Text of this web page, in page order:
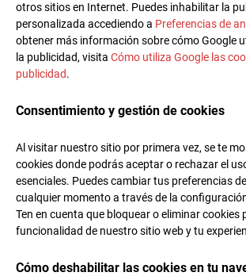
otros sitios en Internet. Puedes inhabilitar la
personalizada accediendo a Preferencias de
obtener más información sobre cómo Google
la publicidad, visita Cómo utiliza Google las
publicidad.
Consentimiento y gestión de cookies
Al visitar nuestro sitio por primera vez, se te
cookies donde podrás aceptar o rechazar el
esenciales. Puedes cambiar tus preferencias
cualquier momento a través de la
Ten en cuenta que bloquear o eliminar cookies
funcionalidad de nuestro sitio web y tu
Cómo deshabilitar las cookies en tu